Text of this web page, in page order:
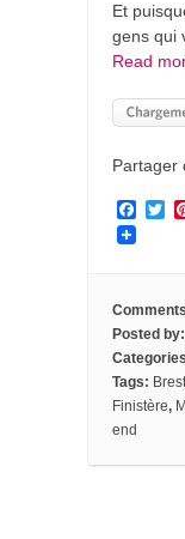
Et
gens qui
Read
Partager
F
o
k
T
e
r
Posted by:
Tags: Brest
Finistère,
end